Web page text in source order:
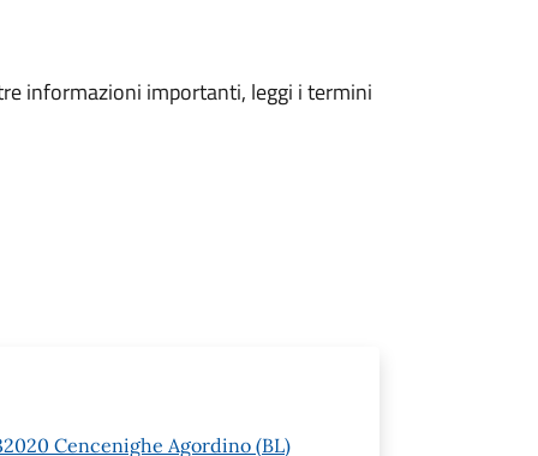
informazioni importanti, leggi i termini
Cencenighe Agordino (BL)